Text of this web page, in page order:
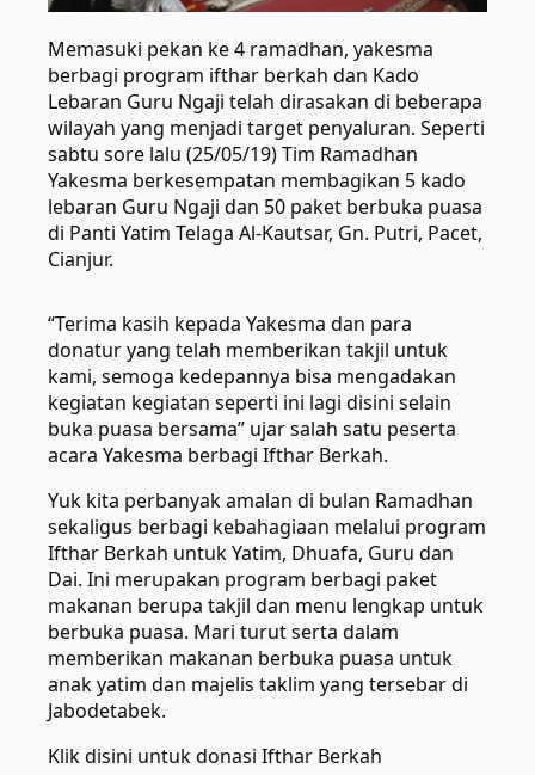
Memasuki pekan ke 4 ramadhan, yakesma
berbagi program ifthar berkah dan Kado
Lebaran Guru Ngaji telah dirasakan di beberapa
wilayah yang menjadi target penyaluran. Seperti
sabtu sore lalu (25/05/19) Tim Ramadhan
Yakesma berkesempatan membagikan 5 kado
lebaran Guru Ngaji dan 50 paket berbuka puasa
di Panti Yatim Telaga Al-Kautsar, Gn. Putri, Pacet,
Cianjur.
“Terima kasih kepada Yakesma dan para
donatur yang telah memberikan takjil untuk
kami, semoga kedepannya bisa mengadakan
kegiatan kegiatan seperti ini lagi disini selain
buka puasa bersama” ujar salah satu peserta
acara Yakesma berbagi Ifthar Berkah.
Yuk kita perbanyak amalan di bulan Ramadhan
sekaligus berbagi kebahagiaan melalui program
Ifthar Berkah untuk Yatim, Dhuafa, Guru dan
Dai. Ini merupakan program berbagi paket
makanan berupa takjil dan menu lengkap untuk
berbuka puasa. Mari turut serta dalam
memberikan makanan berbuka puasa untuk
anak yatim dan majelis taklim yang tersebar di
Jabodetabek.
Klik disini untuk donasi Ifthar Berkah